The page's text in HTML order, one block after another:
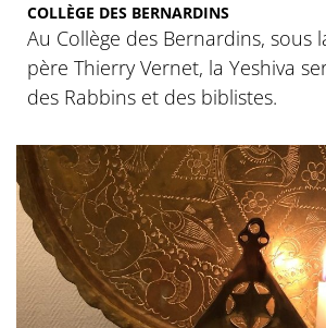
COLLÈGE DES BERNARDINS
Au Collège des Bernardins, sous
père Thierry Vernet, la Yeshiva
des Rabbins et des biblistes.